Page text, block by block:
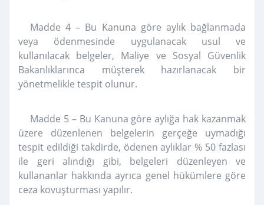
Madde 4 – Bu Kanuna göre aylık bağlanmada
veya ödenmesinde uygulanacak usul ve
kullanılacak belgeler, Maliye ve Sosyal Güvenlik
Bakanlıklarınca müşterek hazırlanacak bir
yönetmelikle tespit olunur.
Madde 5 – Bu Kanuna göre aylığa hak kazanmak
üzere düzenlenen belgelerin gerçeğe uymadığı
tespit edildiği takdirde, ödenen aylıklar % 50 fazlası
ile geri alındığı gibi, belgeleri düzenleyen ve
kullananlar hakkında ayrıca genel hükümlere göre
ceza kovuşturması yapılır.